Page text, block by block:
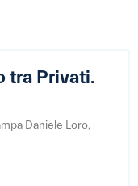
tra Privati.
Daniele Loro,